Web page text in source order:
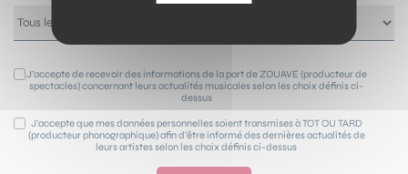
J’accepte de recevoir des informations de la part de ZOUAVE (producteur de
spectacles) concernant leurs actualités musicales selon les choix définis ci-
dessus
J’accepte que mes données personnelles soient transmises à TOT OU TARD
(producteur phonographique) afin d’être informé des dernières actualités de
leurs artistes selon les choix définis ci-dessus